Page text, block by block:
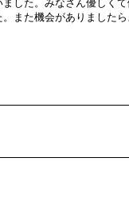
した。みなさん優しく
また機会がありました